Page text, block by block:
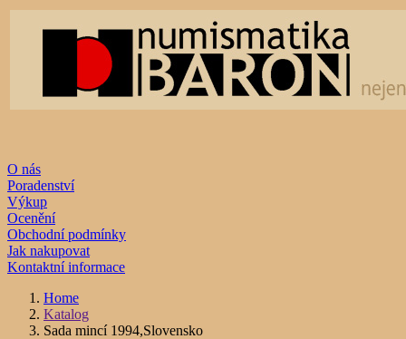
O nás
Poradenství
Výkup
Ocenění
Obchodní podmínky
Jak nakupovat
Kontaktní informace
Home
Katalog
Sada mincí 1994,Slovensko